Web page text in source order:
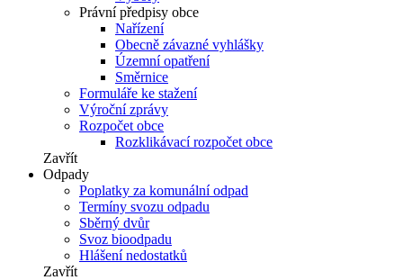
Právní předpisy obce
Nařízení
Obecně závazné vyhlášky
Územní opatření
Směrnice
Formuláře ke stažení
Výroční zprávy
Rozpočet obce
Rozklikávací rozpočet obce
Zavřít
Odpady
Poplatky za komunální odpad
Termíny svozu odpadu
Sběrný dvůr
Svoz bioodpadu
Hlášení nedostatků
Zavřít